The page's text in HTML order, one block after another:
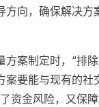
方向，确保解决方
方案制定时，“排
案要能与现有的社
资金风险，又保